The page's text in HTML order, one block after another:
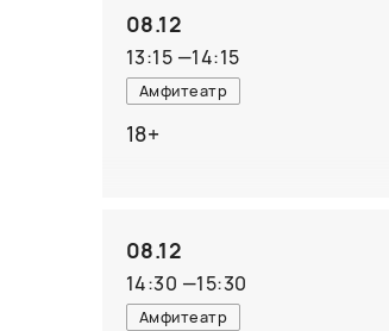
08.12
13:15 —14:15
Амфитеатр
18+
08.12
14:30 —15:30
Амфитеатр